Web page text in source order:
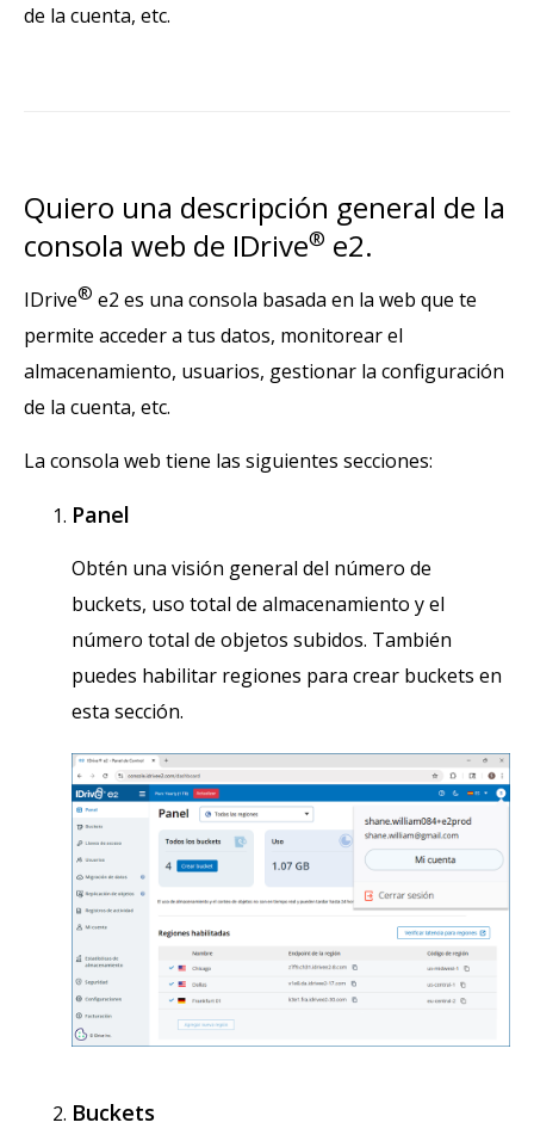
de la cuenta, etc.
Quiero una descripción general de la
consola web de IDrive® e2.
IDrive® e2 es una consola basada en la web que te
permite acceder a tus datos, monitorear el
almacenamiento, usuarios, gestionar la configuración
de la cuenta, etc.
La consola web tiene las siguientes secciones:
Panel
Obtén una visión general del número de
buckets, uso total de almacenamiento y el
número total de objetos subidos. También
puedes habilitar regiones para crear buckets en
esta sección.
Buckets